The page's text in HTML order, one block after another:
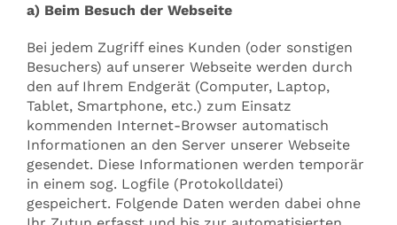
a) Beim Besuch der Webseite
Bei jedem Zugriff eines Kunden (oder sonstigen
Besuchers) auf unserer Webseite werden durch
den auf Ihrem Endgerät (Computer, Laptop,
Tablet, Smartphone, etc.) zum Einsatz
kommenden Internet-Browser automatisch
Informationen an den Server unserer Webseite
gesendet. Diese Informationen werden temporär
in einem sog. Logfile (Protokolldatei)
gespeichert. Folgende Daten werden dabei ohne